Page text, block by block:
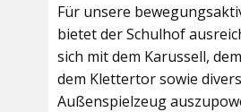
Für unsere
bietet derSchulhof
sich mit dem Karussell,
dem Klettertor sowie
Außenspielzeug